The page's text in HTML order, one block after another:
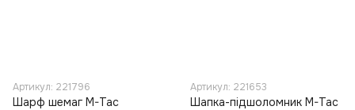
Артикул: 221796
Шарф шемаг M-Tac
Артикул: 221653
Шапка-підшоломник M-Tac